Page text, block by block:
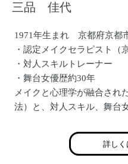
三品 佳代
1971年生まれ 京都府京都
・認定メイクセラピスト（
・対人スキルトレーナー
・舞台女優歴約30年
メイクと心理学が融合され
法）と、対人スキル、舞台
「あなたが主役の人生の脚
のメソッドをお届けしてい
詳しく